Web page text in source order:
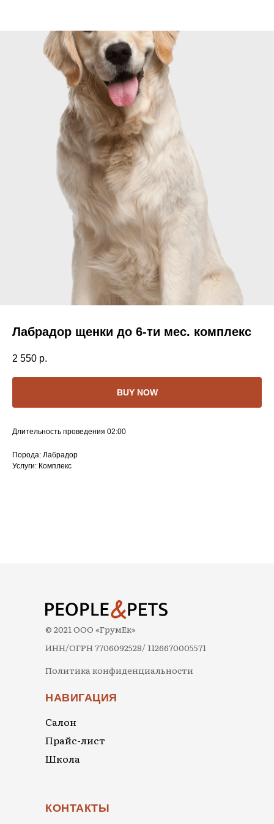
Лабрадор щенки до 6-ти мес. комплекс
2 550 р.
BUY NOW
Длительность проведения 02:00
Порода: Лабрадор
Услуги: Комплекс
Политика конфиденциальности
НАВИГАЦИЯ
Салон
Прайс-лист
Школа
КОНТАКТЫ
© 2021 ООО «ГрумЕк»
ИНН/ОГРН 7706092528/ 1126670005571